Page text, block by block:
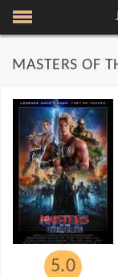
MASTERS OF
5.0